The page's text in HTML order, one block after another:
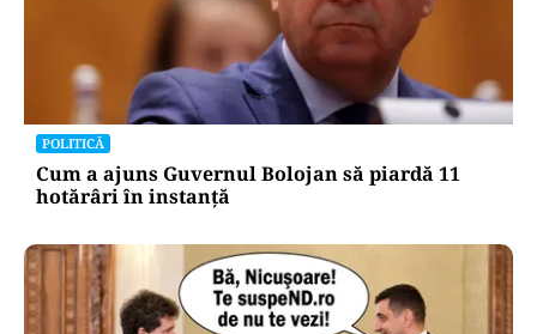
POLITICĂ
Cum a ajuns Guvernul Bolojan să piardă 11
hotărâri în instanță